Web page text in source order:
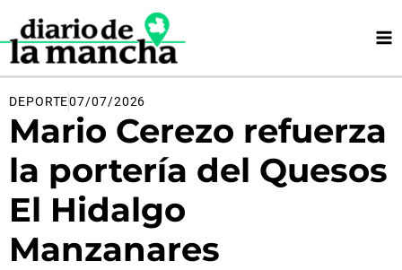
contenido
DEPORTE07/07/2026
Mario Cerezo refuerza
la portería del Quesos
El Hidalgo
Manzanares